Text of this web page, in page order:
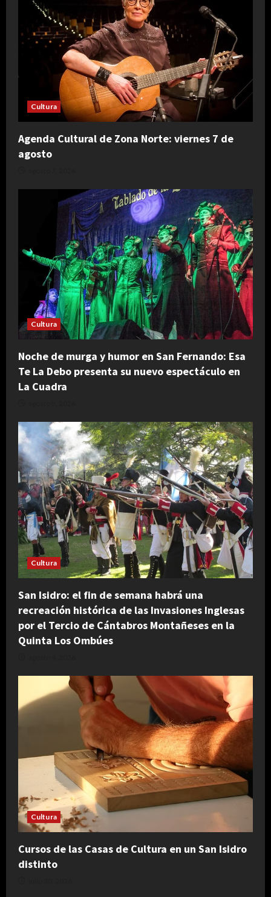
Cultura
Agenda Cultural de Zona Norte: viernes 7 de
agosto
Cultura
Noche de murga y humor en San Fernando: Esa
Te La Debo presenta su nuevo espectáculo en
La Cuadra
Cultura
San Isidro: el fin de semana habrá una
recreación histórica de las Invasiones Inglesas
por el Tercio de Cántabros Montañeses en la
Quinta Los Ombúes
Cultura
Cursos de las Casas de Cultura en un San Isidro
distinto